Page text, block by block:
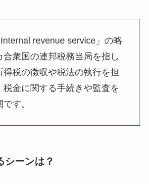
Internal revenue service」の略
合衆国の連邦税務当局を指し
得税の徴収や税法の執行を担
税金に関する手続きや監査を
す。
シーンは？